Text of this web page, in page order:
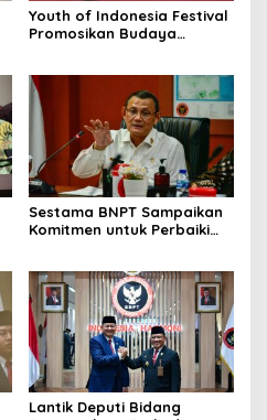
Youth of Indonesia Festival
Promosikan Budaya
Sestama BNPT Sampaikan
Komitmen untuk Perbaiki
Lantik Deputi Bidang